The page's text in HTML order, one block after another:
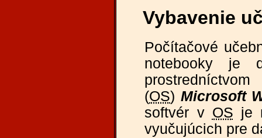
Vybavenie
Počítačové
notebooky je
(OS) Microsoft
softvér v OS je
vyučujúcich pre